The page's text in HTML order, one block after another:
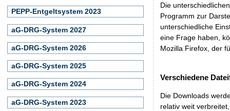
Die
Programm zur
unterschiedliche
eine Frage haben,
Mozilla Firefox, der
Verschiedene
Die Downloads
relativ weit
PEPP-Entgeltsystem 2023
aG-DRG-System 2027
aG-DRG-System 2026
aG-DRG-System 2025
aG-DRG-System 2024
aG-DRG-System 2023